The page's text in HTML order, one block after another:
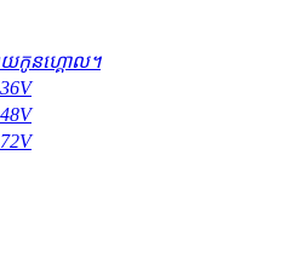
ាយកូនហ្គោល។